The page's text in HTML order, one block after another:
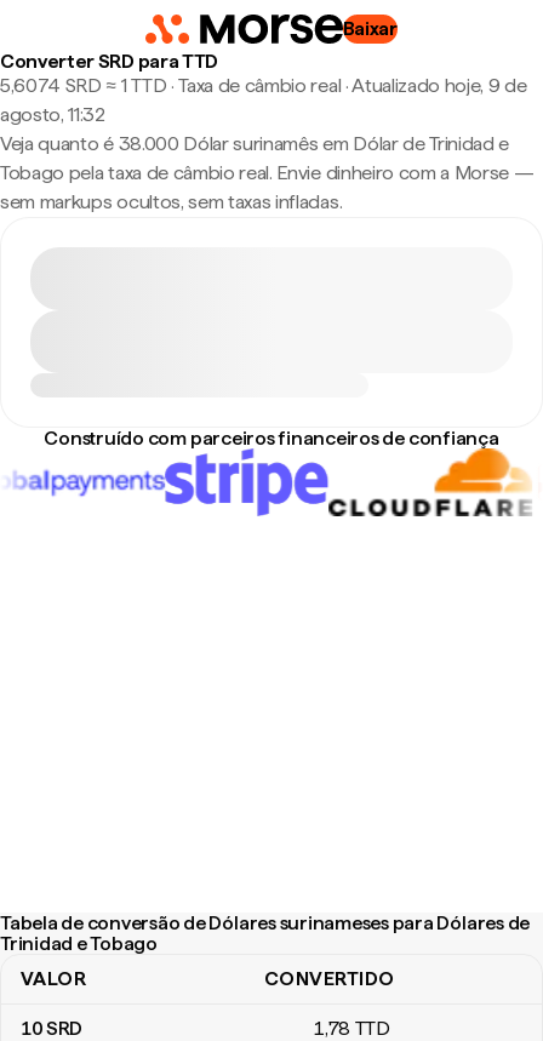
Baixar
Converter SRD para TTD
5,6074 SRD ≈ 1 TTD · Taxa de câmbio real ·Atualizado hoje, 9 de
agosto, 11:32
Veja quanto é 38.000 Dólar surinamês em Dólar de Trinidad e
Tobago pela taxa de câmbio real. Envie dinheiro com a Morse —
sem markups ocultos, sem taxas infladas.
Construído com parceiros financeiros de confiança
Tabela de conversão de Dólares surinameses para Dólares de
Trinidad e Tobago
Tabela de conversão de Dólares surinameses para Dólares de
VALOR CONVERTIDO
10SRD 1,78 TTD